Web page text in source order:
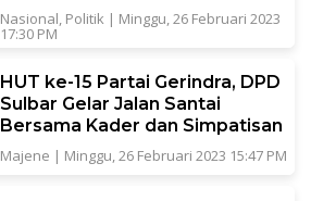
Nasional, Politik | Minggu, 26 Februari 2023
17:30 PM
HUT ke-15 Partai Gerindra, DPD
Sulbar Gelar Jalan Santai
Bersama Kader dan Simpatisan
Majene | Minggu, 26 Februari 2023 15:47 PM